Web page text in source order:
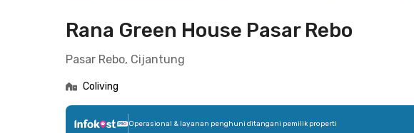
Rana Green House Pasar Rebo
Pasar Rebo, Cijantung
Coliving
Operasional & layanan penghuni ditangani pemilik properti